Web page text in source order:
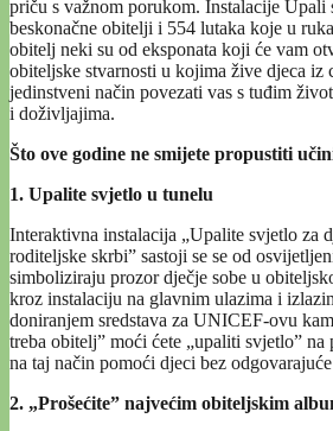
priču s važnom porukom. Instalacije
beskonačne obitelji i 554 lutaka koje u
obitelj neki su od eksponata koji će vam
obiteljske stvarnosti u kojima žive djeca iz
jedinstveni način povezati vas s tuđim
i doživljajima.
Što ove godine ne smijete propustiti
1. Upalite svjetlo u tunelu
Interaktivna instalacija „Upalite svjetlo za
roditeljske skrbi” sastoji se se od
simboliziraju prozor dječje sobe u
kroz instalaciju na glavnim ulazima i
doniranjem sredstava za UNICEF-ovu
treba obitelj” moći ćete „upaliti svjetlo”
na taj način pomoći djeci bez
2. „Prošećite” najvećim obiteljskim